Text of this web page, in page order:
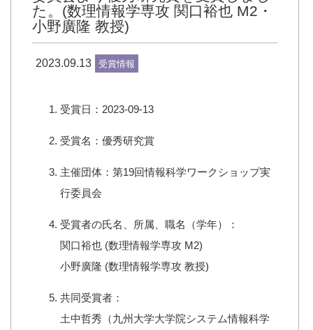
た。(数理情報学専攻 関口裕也 M2・
小野廣隆 教授)
2023.09.13 受賞情報
受賞日：2023-09-13
受賞名：優秀研究賞
主催団体：第19回情報科学ワークショップ実
行委員会
受賞者の氏名、所属、職名（学年）：
関口裕也 (数理情報学専攻 M2)
小野廣隆 (数理情報学専攻 教授)
共同受賞者：
土中哲秀（九州大学大学院システム情報科学